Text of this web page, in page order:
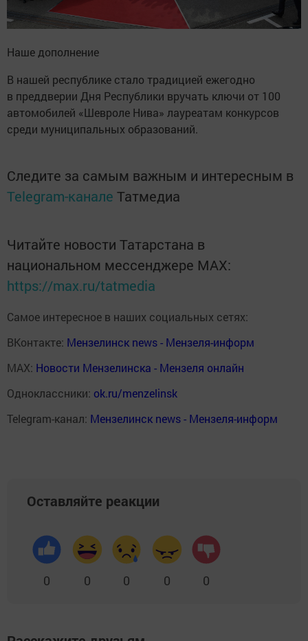
Наше дополнение
В нашей республике стало традицией ежегодно
в преддверии Дня Республики вручать ключи от 100
автомобилей «Шевроле Нива» лауреатам конкурсов
среди муниципальных образований.
Следите за самым важным и интересным в
Telegram-канале Татмедиа
Читайте новости Татарстана в
национальном мессенджере MАХ:
https://max.ru/tatmedia
Самое интересное в наших социальных сетях:
ВКонтакте: Мензелинск news - Мензеля-информ
MAX: Новости Мензелинска - Мензеля онлайн
Одноклассники: ok.ru/menzelinsk
Telegram-канал: Мензелинск news - Мензеля-информ
Оставляйте реакции
0 0 0 0 0